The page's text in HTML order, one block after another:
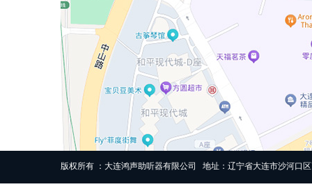
版权所有 ：大连鸿声助听器有限公司 地址：辽宁省大连市沙河口